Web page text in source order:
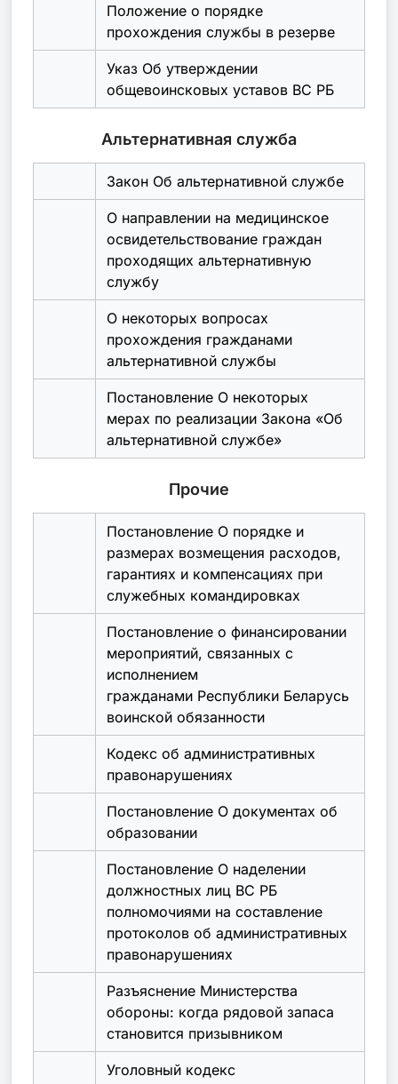
Положение о порядке
прохождения службы в резерве
Указ Об утверждении
общевоинсковых уставов ВС РБ
Альтернативная служба
Закон Об альтернативной службе
О направлении на медицинское
освидетельствование граждан
проходящих альтернативную
службу
О некоторых вопросах
прохождения гражданами
альтернативной службы
Постановление О некоторых
мерах по реализации Закона «Об
альтернативной службе»
Прочие
Постановление О порядке и
размерах возмещения расходов,
гарантиях и компенсациях при
служебных командировках
Постановление о финансировании
мероприятий, связанных с
исполнением
гражданами Республики Беларусь
воинской обязанности
Кодекс об административных
правонарушениях
Постановление О документах об
образовании
Постановление О наделении
должностных лиц ВС РБ
полномочиями на составление
протоколов об административных
правонарушениях
Разъяснение Министерства
обороны: когда рядовой запаса
становится призывником
Уголовный кодекс